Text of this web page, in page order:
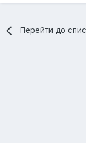
Перейти до